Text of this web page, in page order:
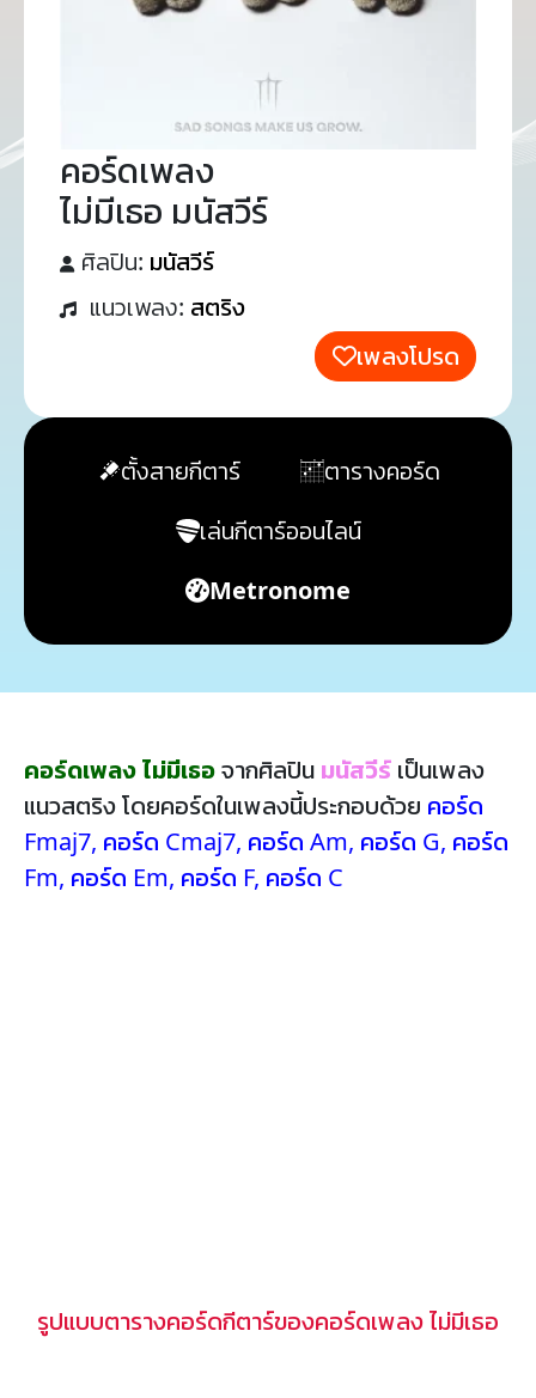
คอร์ดเพลง
ไม่มีเธอ มนัสวีร์
ศิลปิน: มนัสวีร์
แนวเพลง: สตริง
เพลงโปรด
ตั้งสายกีตาร์
ตารางคอร์ด
เล่นกีตาร์ออนไลน์
Metronome
คอร์ดเพลง ไม่มีเธอจากศิลปิน มนัสวีร์ เป็นเพลง
แนวสตริง โดยคอร์ดในเพลงนี้ประกอบด้วย คอร์ด
Fmaj7, คอร์ด Cmaj7, คอร์ด Am, คอร์ด G, คอร์ด
Fm, คอร์ด Em, คอร์ด F, คอร์ด C
รูปแบบตารางคอร์ดกีตาร์ของคอร์ดเพลง ไม่มีเธอ